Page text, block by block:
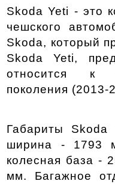
Skoda Yeti - это
чешского
Skoda, который
Skoda Yeti,
относится к
поколения (2013-
Габариты
ширина - 1793
колесная база -
мм. Багажное